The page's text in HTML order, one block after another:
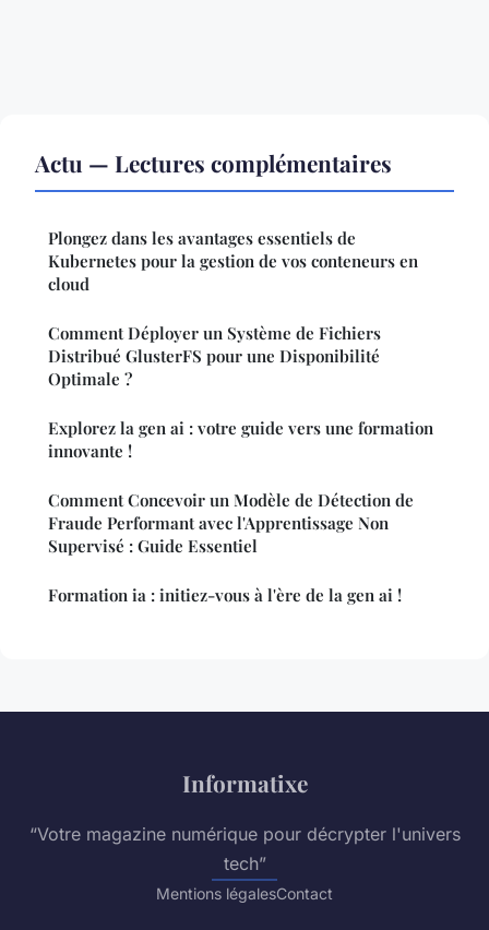
Actu — Lectures complémentaires
Plongez dans les avantages essentiels de
Kubernetes pour la gestion de vos conteneurs en
cloud
Comment Déployer un Système de Fichiers
Distribué GlusterFS pour une Disponibilité
Optimale ?
Explorez la gen ai : votre guide vers une formation
innovante !
Comment Concevoir un Modèle de Détection de
Fraude Performant avec l'Apprentissage Non
Supervisé : Guide Essentiel
Formation ia : initiez-vous à l'ère de la gen ai !
Informatixe
“Votre magazine numérique pour décrypter l'univers
tech”
Mentions légalesContact